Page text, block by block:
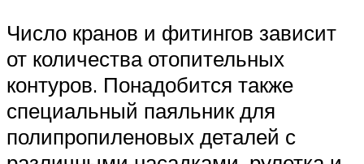
Число кранов и фитингов зависит
от количества отопительных
контуров. Понадобится также
специальный паяльник для
полипропиленовых деталей с